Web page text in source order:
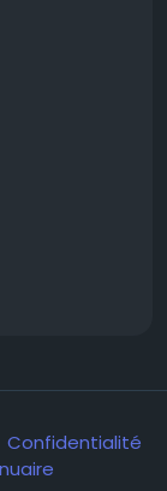
Confidentialité